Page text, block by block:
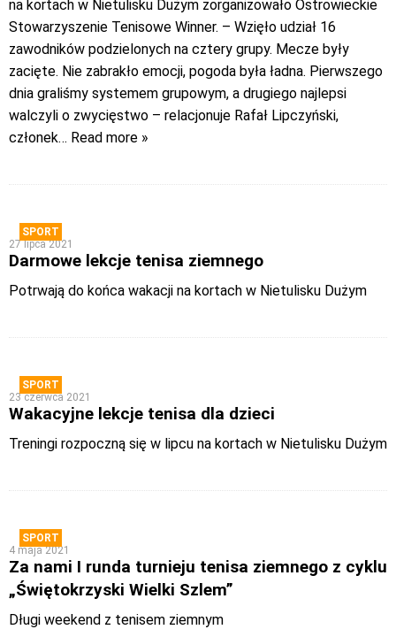
na kortach w Nietulisku Dużym zorganizowało Ostrowieckie
Stowarzyszenie Tenisowe Winner. – Wzięło udział 16
zawodników podzielonych na cztery grupy. Mecze były
zacięte. Nie zabrakło emocji, pogoda była ładna. Pierwszego
dnia graliśmy systemem grupowym, a drugiego najlepsi
walczyli o zwycięstwo – relacjonuje Rafał Lipczyński,
członek… Read more »
SPORT
27 lipca 2021
Darmowe lekcje tenisa ziemnego
Potrwają do końca wakacji na kortach w Nietulisku Dużym
SPORT
23 czerwca 2021
Wakacyjne lekcje tenisa dla dzieci
Treningi rozpoczną się w lipcu na kortach w Nietulisku Dużym
SPORT
4 maja 2021
Za nami I runda turnieju tenisa ziemnego z cyklu
„Świętokrzyski Wielki Szlem”
Długi weekend z tenisem ziemnym